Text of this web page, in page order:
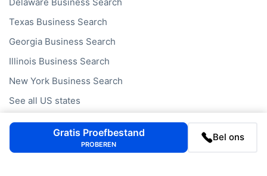
Texas Business Search
Georgia Business Search
Illinois Business Search
New York Business Search
See all US states
Gratis Proefbestand
PROBEREN
Bel ons